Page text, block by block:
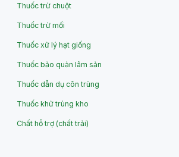
Thuốc trừ chuột
Thuốc trừ mối
Thuốc xử lý hạt giống
Thuốc bảo quản lâm sản
Thuốc dẫn dụ côn trùng
Thuốc khử trùng kho
Chất hỗ trợ (chất trải)